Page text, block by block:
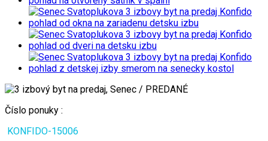
Číslo ponuky :
KONFIDO-15006